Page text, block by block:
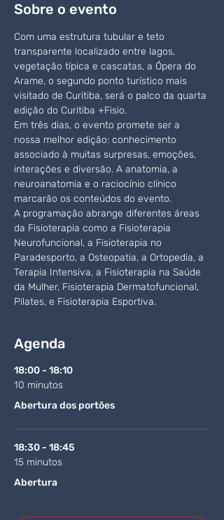
Sobre o evento
Com uma estrutura tubular e teto
transparente localizado entre lagos,
vegetação típica e cascatas, a Ópera do
Arame, o segundo ponto turístico mais
visitado de Curitiba, será o palco da quarta
edição do Curitiba +Fisio.
Em três dias, o evento promete ser a
nossa melhor edição: conhecimento
associado à muitas surpresas, emoções,
interações e diversão. A anatomia, a
neuroanatomia e o raciocínio clínico
marcarão os conteúdos do evento.
A programação abrange diferentes áreas
da Fisioterapia como a Fisioterapia
Neurofuncional, a Fisioterapia no
Paradesporto, a Osteopatia, a Ortopedia, a
Terapia Intensiva, a Fisioterapia na Saúde
da Mulher, Fisioterapia Dermatofuncional,
Pilates, e Fisioterapia Esportiva.
Agenda
18:00 - 18:10
10 minutos
Abertura dos portões
18:30 - 18:45
15 minutos
Abertura